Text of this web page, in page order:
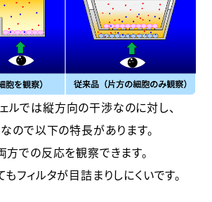
ルでは縦方向の干渉なのに対し、
ので以下の特長があります。
での反応を観察できます。
フィルタが目詰まりしにくいです。